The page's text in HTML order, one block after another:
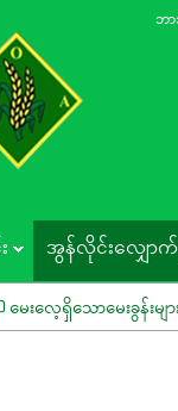
ဘာ
အွန်လိုင်းလျှော
ကွင်းသရုပ်ပြပွဲတွင် ပူး
မေးလေ့ရှိသောမေးခွန်းမျာ